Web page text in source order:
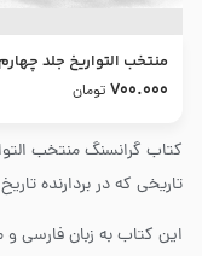
کتاب گرانسنگ منتخب
تاریخی که در بردارنده
این کتاب به زبان فارسی
منتخب التواریخ جلد
امام زین العابدین و
700.000 تومان